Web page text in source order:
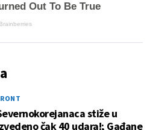
Out To Be True
Brainberries
stiže u
čak 40 udara!; Gađane